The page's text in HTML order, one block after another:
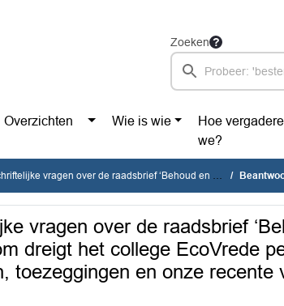
Zoeken
Overzichten Wie is wie
Hoe
we?
over de raadsbrief ‘Behoud en continuïteit Stichting EcoVrede’ - waarom dreigt het college EcoVrede per 1 mei 2026 op straat te zetten ondanks raadsbesluiten, toezeggingen en onze recente vragen over de Wet Markt & Overheid? Beantwoording Art.44 vragen 'Schriftelijke vragen over
vragen over de raadsbrief
dreigt het college EcoVrede
toezeggingen en onze